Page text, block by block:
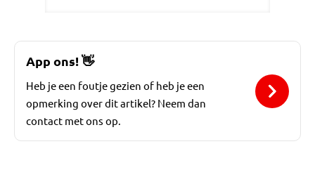
App ons!👋
Heb je een foutje gezien of heb je een
opmerking over dit artikel? Neem dan
contact met ons op.